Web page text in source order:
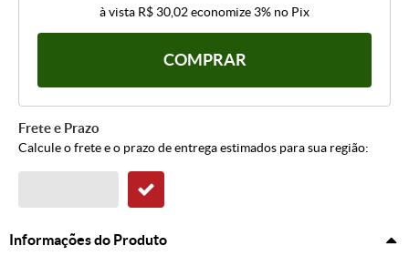
à vista R$ 30,02economize 3% no Pix
COMPRAR
Frete e Prazo
Calcule o frete e o prazo de entrega estimados para sua região:
Informações do Produto